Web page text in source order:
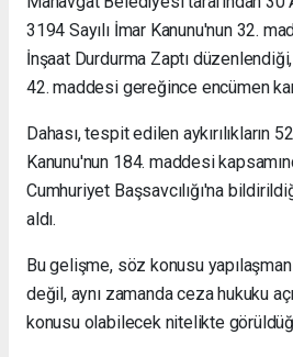
3194 Sayılı İmar Kanunu'nun 32.
İnşaat Durdurma Zaptı düzenlendiği,
42. maddesi gereğince encümen
Dahası, tespit edilen aykırılıkların
Kanunu'nun 184. maddesi
Cumhuriyet Başsavcılığı'na
aldı.
Bu gelişme, söz konusu
değil, aynı zamanda ceza hukuku
konusu olabilecek nitelikte